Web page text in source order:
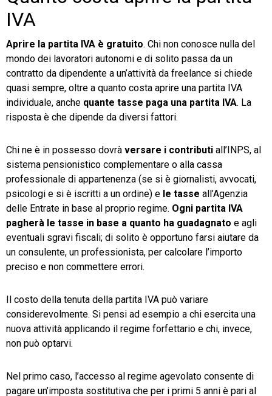
IVA
Aprire la partita IVA è gratuito. Chi non conosce nulla del
mondo dei lavoratori autonomi e di solito passa da un
contratto da dipendente a un’attività da freelance si chiede
quasi sempre, oltre a quanto costa aprire una partita IVA
individuale, anche quante tasse paga una partita IVA. La
risposta è che dipende da diversi fattori.
Chi ne è in possesso dovrà versare i contributi all’INPS, al
sistema pensionistico complementare o alla cassa
professionale di appartenenza (se si è giornalisti, avvocati,
psicologi e si è iscritti a un ordine) e le tasse all’Agenzia
delle Entrate in base al proprio regime. Ogni partita IVA
pagherà le tasse in base a quanto ha guadagnato e agli
eventuali sgravi fiscali; di solito è opportuno farsi aiutare da
un consulente, un professionista, per calcolare l’importo
preciso e non commettere errori.
Il costo della tenuta della partita IVA può variare
considerevolmente. Si pensi ad esempio a chi esercita una
nuova attività applicando il regime forfettario e chi, invece,
non può optarvi.
Nel primo caso, l’accesso al regime agevolato consente di
pagare un’imposta sostitutiva che per i primi 5 anni è pari al